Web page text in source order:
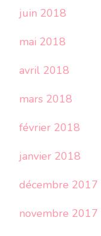
juin 2018
mai 2018
avril 2018
mars 2018
février 2018
janvier 2018
décembre 2017
novembre 2017